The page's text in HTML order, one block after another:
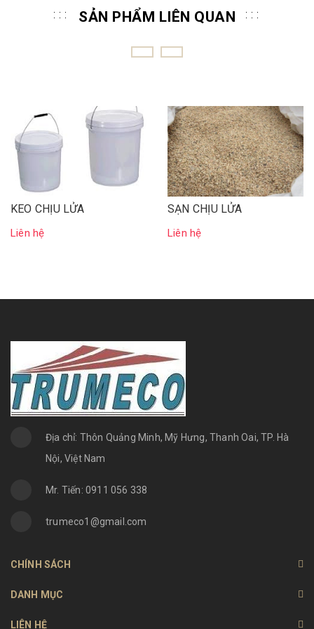
SẢN PHẨM LIÊN QUAN
KEO CHỊU LỬA
Liên hệ
SẠN CHỊU LỬA
Liên hệ
Địa chỉ: Thôn Quảng Minh, Mỹ Hưng, Thanh Oai, TP. Hà
Nội, Việt Nam
Mr. Tiến: 0911 056 338
trumeco1@gmail.com
CHÍNH SÁCH
DANH MỤC
LIÊN HỆ